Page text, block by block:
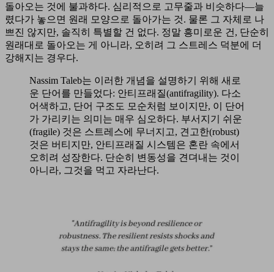
돌아오는 것에 불과하다. 심리적으로 고무줄과 비슷하다—늘
렸다가 놓으면 원래 모양으로 돌아가는 것. 물론 그 자체로 나
쁘진 않지만, 솔직히 특별할 건 없다. 정말 흥미로운 건, 단순히
원래대로 돌아오는 게 아니라, 오히려 그 스트레스 덕분에 더
강해지는 경우다.
Nassim Taleb는 이러한 개념을 설명하기 위해 새로
운 단어를 만들었다: 안티프래질(antifragility). 다소
어색하고, 단어 구조도 모순처럼 보이지만, 이 단어
가 가리키는 의미는 매우 심오하다. 부서지기 쉬운
(fragile) 것은 스트레스에 무너지고, 견고한(robust)
것은 버티지만, 안티프래질 시스템은 혼란 속에서
오히려 성장한다. 단순히 변동성을 견뎌내는 것이
아니라, 그것을 먹고 자라난다.